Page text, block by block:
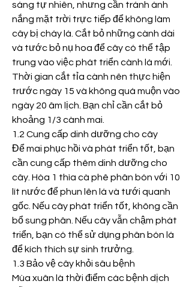
sáng tự nhiên, nhưng cần tránh ánh
nắng mặt trời trực tiếp để không làm
cây bị cháy lá. Cắt bỏ những cành dài
và tước bỏ nụ hoa để cây có thể tập
trung vào việc phát triển cành lá mới.
Thời gian cắt tỉa cành nên thực hiện
trước ngày 15 và không quá muộn vào
ngày 20 âm lịch. Bạn chỉ cần cắt bỏ
khoảng 1/3 cành mai.
1.2 Cung cấp dinh dưỡng cho cây
Để mai phục hồi và phát triển tốt, bạn
cần cung cấp thêm dinh dưỡng cho
cây. Hòa 1 thìa cà phê phân bón với 10
lít nước để phun lên lá và tưới quanh
gốc. Nếu cây phát triển tốt, không cần
bổ sung phân. Nếu cây vẫn chậm phát
triển, bạn có thể sử dụng phân bón lá
để kích thích sự sinh trưởng.
1.3 Bảo vệ cây khỏi sâu bệnh
Mùa xuân là thời điểm các bệnh dịch